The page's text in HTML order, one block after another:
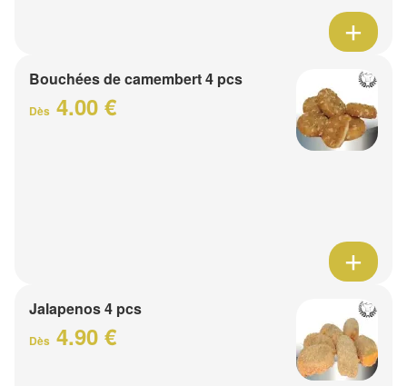
Bouchées de camembert 4 pcs
Dès 4.00 €
Jalapenos 4 pcs
Dès 4.90 €